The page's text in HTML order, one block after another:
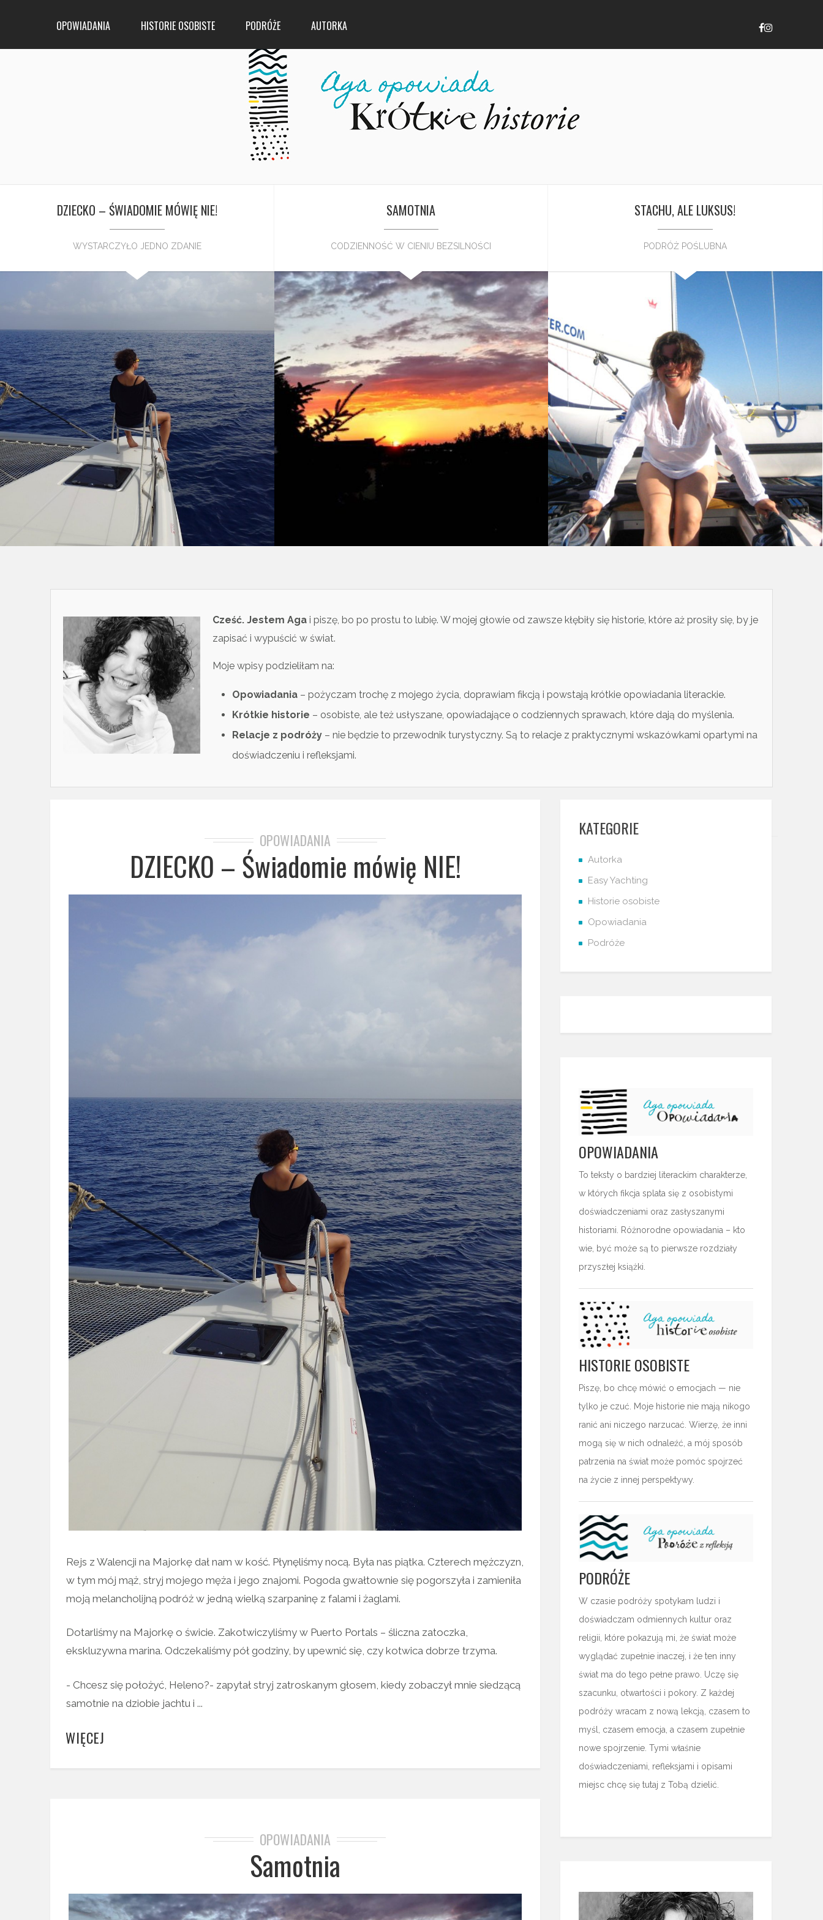
OPOWIADANIA HISTORIE OSOBISTE PODRÓŻE AUTORKA
DZIECKO – ŚWIADOMIE MÓWIĘ NIE!
WYSTARCZYŁO JEDNO ZDANIE
SAMOTNIA
CODZIENNOŚĆ W CIENIU BEZSILNOŚCI
STACHU, ALE LUKSUS!
PODRÓŻ POŚLUBNA
Cześć. Jestem Aga i piszę, bo po prostu to lubię. W mojej głowie od zawsze kłębiły się historie, które aż prosiły się, by je
zapisać i wypuścić w świat.
Moje wpisy podzieliłam na:
Opowiadania – pożyczam trochę z mojego życia, doprawiam fikcją i powstają krótkie opowiadania literackie.
Krótkie historie – osobiste, ale też usłyszane, opowiadające o codziennych sprawach, które dają do myślenia.
Relacje z podróży– nie będzie to przewodnik turystyczny. Są to relacje z praktycznymi wskazówkami opartymi na
doświadczeniu i refleksjami.
OPOWIADANIA
DZIECKO – Świadomie mówię NIE!
Rejs z Walencji na Majorkę dał nam w kość. Płynęliśmy nocą. Była nas piątka. Czterech mężczyzn,
w tym mój mąż, stryj mojego męża i jego znajomi. Pogoda gwałtownie się pogorszyła i zamieniła
moją melancholijną podróż w jedną wielką szarpaninę z falami i żaglami.
Dotarliśmy na Majorkę o świcie. Zakotwiczyliśmy w Puerto Portals – śliczna zatoczka,
ekskluzywna marina. Odczekaliśmy pół godziny, by upewnić się, czy kotwica dobrze trzyma.
- Chcesz się położyć, Heleno?- zapytał stryj zatroskanym głosem, kiedy zobaczył mnie siedzącą
samotnie na dziobie jachtu i ...
WIĘCEJ
OPOWIADANIA
Samotnia
KATEGORIE
Autorka
Easy Yachting
Historie osobiste
Opowiadania
Podróże
OPOWIADANIA
To teksty o bardziej literackim charakterze,
w których fikcja splata się z osobistymi
doświadczeniami oraz zasłyszanymi
historiami. Różnorodne opowiadania – kto
wie, być może są to pierwsze rozdziały
przyszłej książki.
HISTORIE OSOBISTE
Piszę, bo chcę mówić o emocjach — nie
tylko je czuć. Moje historie nie mają nikogo
ranić ani niczego narzucać. Wierzę, że inni
mogą się w nich odnaleźć, a mój sposób
patrzenia na świat może pomóc spojrzeć
na życie z innej perspektywy.
PODRÓŻE
W czasie podróży spotykam ludzi i
doświadczam odmiennych kultur oraz
religii, które pokazują mi, że świat może
wyglądać zupełnie inaczej, i że ten inny
świat ma do tego pełne prawo. Uczę się
szacunku, otwartości i pokory. Z każdej
podróży wracam z nową lekcją, czasem to
myśl, czasem emocja, a czasem zupełnie
nowe spojrzenie. Tymi właśnie
doświadczeniami, refleksjami i opisami
miejsc chcę się tutaj z Tobą dzielić.